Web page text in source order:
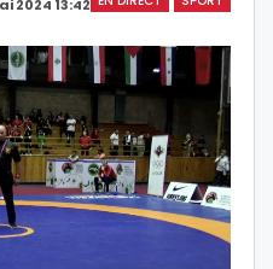
2024 13:42